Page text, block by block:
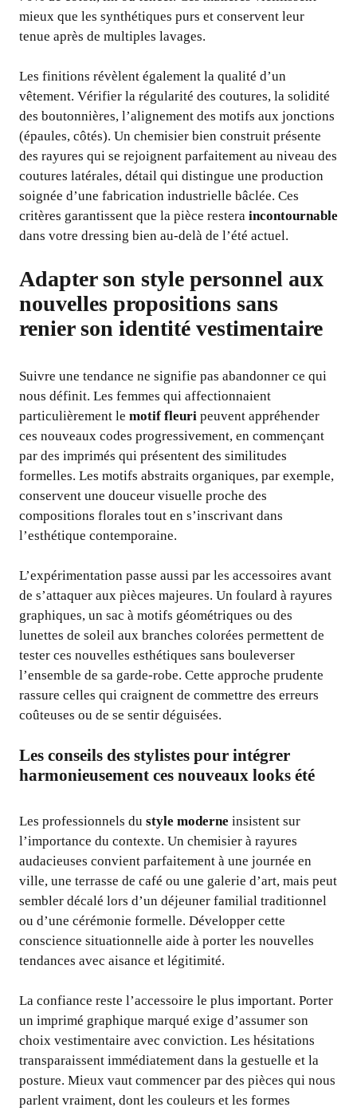
mieux que les synthétiques purs et conservent leur
tenue après de multiples lavages.
Les finitions révèlent également la qualité d’un
vêtement. Vérifier la régularité des coutures, la solidité
des boutonnières, l’alignement des motifs aux jonctions
(épaules, côtés). Un chemisier bien construit présente
des rayures qui se rejoignent parfaitement au niveau des
coutures latérales, détail qui distingue une production
soignée d’une fabrication industrielle bâclée. Ces
critères garantissent que la pièce restera incontournable
dans votre dressing bien au-delà de l’été actuel.
Adapter son style personnel aux
nouvelles propositions sans
renier son identité vestimentaire
Suivre une tendance ne signifie pas abandonner ce qui
nous définit. Les femmes qui affectionnaient
particulièrement le motif fleuri peuvent appréhender
ces nouveaux codes progressivement, en commençant
par des imprimés qui présentent des similitudes
formelles. Les motifs abstraits organiques, par exemple,
conservent une douceur visuelle proche des
compositions florales tout en s’inscrivant dans
l’esthétique contemporaine.
L’expérimentation passe aussi par les accessoires avant
de s’attaquer aux pièces majeures. Un foulard à rayures
graphiques, un sac à motifs géométriques ou des
lunettes de soleil aux branches colorées permettent de
tester ces nouvelles esthétiques sans bouleverser
l’ensemble de sa garde-robe. Cette approche prudente
rassure celles qui craignent de commettre des erreurs
coûteuses ou de se sentir déguisées.
Les conseils des stylistes pour intégrer
harmonieusement ces nouveaux looks été
Les professionnels du style moderne insistent sur
l’importance du contexte. Un chemisier à rayures
audacieuses convient parfaitement à une journée en
ville, une terrasse de café ou une galerie d’art, mais peut
sembler décalé lors d’un déjeuner familial traditionnel
ou d’une cérémonie formelle. Développer cette
conscience situationnelle aide à porter les nouvelles
tendances avec aisance et légitimité.
La confiance reste l’accessoire le plus important. Porter
un imprimé graphique marqué exige d’assumer son
choix vestimentaire avec conviction. Les hésitations
transparaissent immédiatement dans la gestuelle et la
posture. Mieux vaut commencer par des pièces qui nous
parlent vraiment, dont les couleurs et les formes